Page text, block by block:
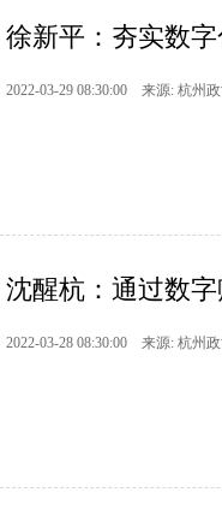
徐新平：夯实数
2022-03-29 08:30:00 来源: 杭州
沈醒杭：通过数
2022-03-28 08:30:00 来源: 杭州